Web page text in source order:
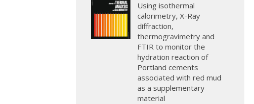
Using isothermal
calorimetry, X-Ray
diffraction,
thermogravimetry and
FTIR to monitor the
hydration reaction of
Portland cements
associated with red mud
as a supplementary
material